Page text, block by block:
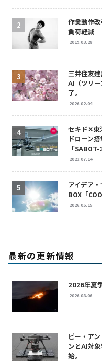
作業動作
負荷軽減
2019.03.28
三井住友
AI（ツリ
了。
2026.02.04
セキド✕東
ドローン
「
2023.07.14
アイデア
BOX「
2026.05.15
最新の更新情報
2026年夏
2026.08.06
ビー・ア
ンとAI対
始。